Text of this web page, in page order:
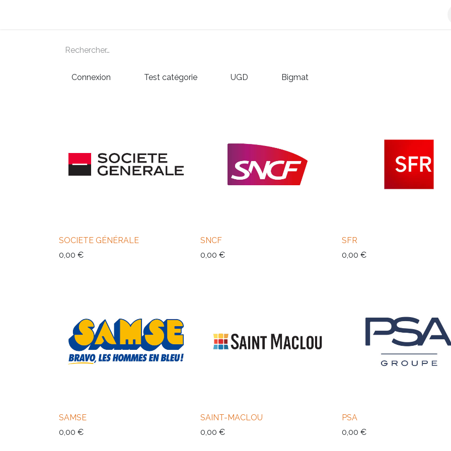
Connexion Test catégorie UGD Bigmat
SOCIETE GÉNÉRALE
0,00 €
SNCF
0,00 €
SFR
0,00 €
SAMSE
0,00 €
SAINT-MACLOU
0,00 €
PSA
0,00 €